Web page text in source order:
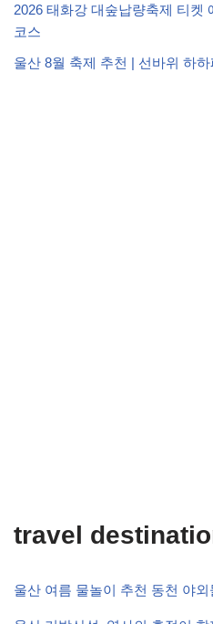
2026 태화강 대숲납량축제 티켓
코스
울산 8월 축제 추천 | 선바위 하
travel
울산 여름 물놀이 추천 동천 야